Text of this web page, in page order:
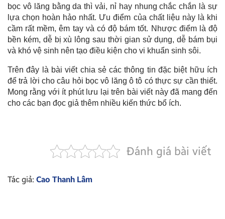
bọc vô lăng bằng da thì vải, nỉ hay nhung chắc chắn là sự
lựa chọn hoàn hảo nhất. Ưu điểm của chất liệu này là khi
cầm rất mềm, êm tay và có độ bám tốt. Nhược điểm là độ
bền kém, dễ bị xù lông sau thời gian sử dụng, dễ bám bụi
và khó vệ sinh nên tạo điều kiện cho vi khuẩn sinh sôi.
Trên đây là bài viết chia sẻ các thông tin đặc biệt hữu ích
để trả lời cho câu hỏi bọc vô lăng ô tô có thực sự cần thiết.
Mong rằng với ít phút lưu lại trên bài viết này đã mang đến
cho các bạn đọc giả thêm nhiều kiến thức bổ ích.
Đánh giá bài viết
Tác giả: Cao Thanh Lâm